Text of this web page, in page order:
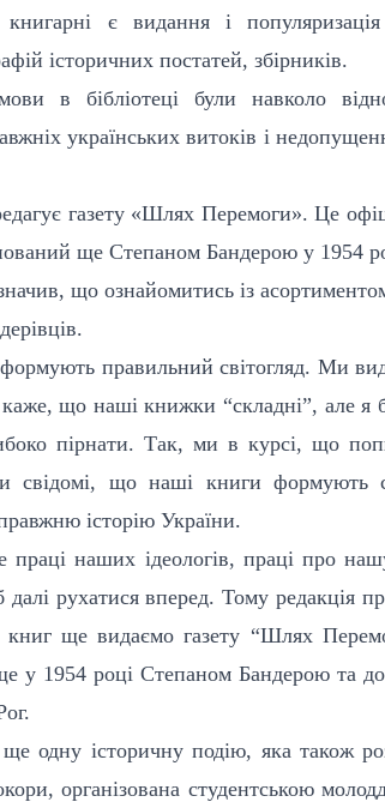
є видання і популяризація
історичних постатей, збірників.
в бібліотеці були навколо
українських витоків і
газету «Шлях Перемоги». Це
ще Степаном Бандерою у 1954
що ознайомитись із
правильний світогляд. Ми
що наші книжки “складні”, але я
пірнати. Так, ми в курсі, що
свідомі, що наші книги формують
історію України.
наших ідеологів, праці про
далі рухатися вперед. Тому редакція
книг ще видаємо газету “Шлях
у 1954 році Степаном Бандерою та
ще одну історичну подію, яка також
організована студентською